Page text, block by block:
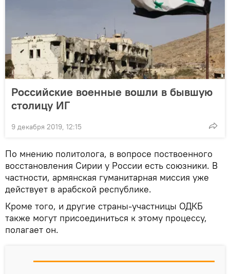
Российские военные вошли в бывшую
столицу ИГ
9 декабря 2019, 12:15
По мнению политолога, в вопросе поствоенного
восстановления Сирии у России есть союзники. В
частности, армянская гуманитарная миссия уже
действует в арабской республике.
Кроме того, и другие страны-участницы ОДКБ
также могут присоединиться к этому процессу,
полагает он.